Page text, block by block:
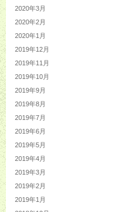
2020年3月
2020年2月
2020年1月
2019年12月
2019年11月
2019年10月
2019年9月
2019年8月
2019年7月
2019年6月
2019年5月
2019年4月
2019年3月
2019年2月
2019年1月